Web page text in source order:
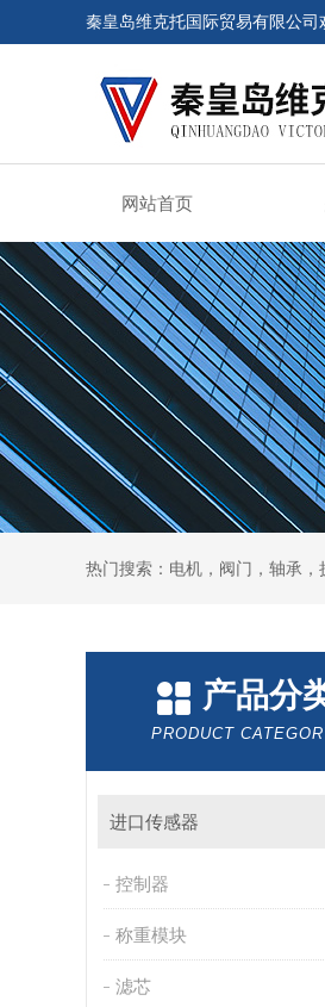
秦皇岛维克托国际贸易有限公司
网站首页
热门搜索：电机，阀门，轴承
产品分
PRODUCT
进口传感器
控制器
称重模块
滤芯